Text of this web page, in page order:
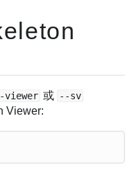
viewer 或 --sv
Viewer: